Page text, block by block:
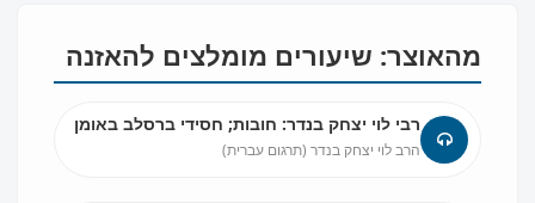
מהאוצר: שיעורים מומלצים להאזנה
רבי לוי יצחק בנדר: חובות; חסידי ברסלב באומן
הרב לוי יצחק בנדר (תרגום עברית)